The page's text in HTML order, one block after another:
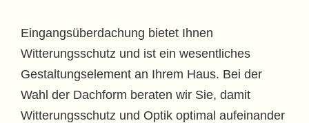
Eingangsüberdachung bietet Ihnen
Witterungsschutz und ist ein wesentliches
Gestaltungselement an Ihrem Haus. Bei der
Wahl der Dachform beraten wir Sie, damit
Witterungsschutz und Optik optimal aufeinander